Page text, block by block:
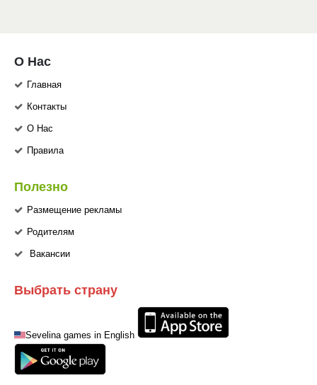
О Нас
Главная
Контакты
О Нас
Правила
Полезно
Размещение рекламы
Родителям
Вакансии
Выбрать страну
Sevelina games in English